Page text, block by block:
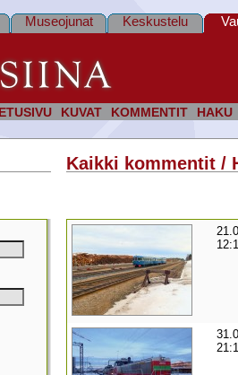
ETUSIVU KUVAT KOMMENTIT HAKU
Museojunat Keskustelu
Kaikki kommentit /